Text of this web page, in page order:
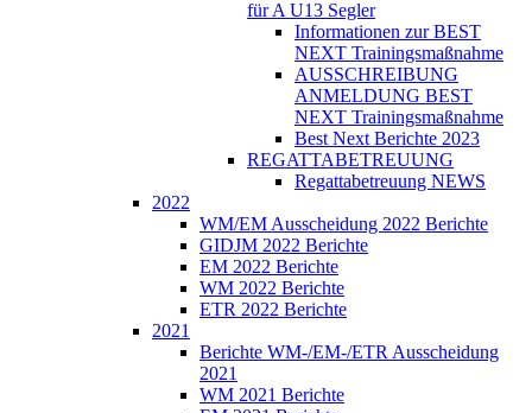
für A U13 Segler
Informationen zur BEST
NEXT Trainingsmaßnahme
AUSSCHREIBUNG
ANMELDUNG BEST
NEXT Trainingsmaßnahme
Best Next Berichte 2023
REGATTABETREUUNG
Regattabetreuung NEWS
2022
WM/EM Ausscheidung 2022 Berichte
GIDJM 2022 Berichte
EM 2022 Berichte
WM 2022 Berichte
ETR 2022 Berichte
2021
Berichte WM-/EM-/ETR Ausscheidung
2021
WM 2021 Berichte